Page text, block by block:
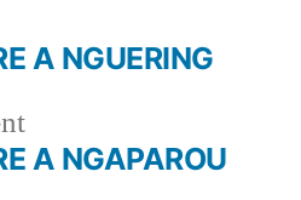
Article
précédent :
A NGAPAROU
:
A NGUERING